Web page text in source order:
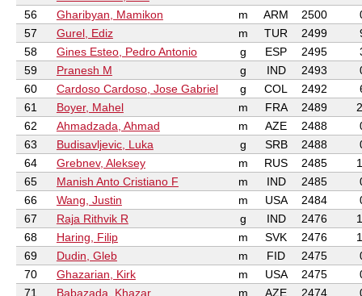
56
Gharibyan, Mamikon m ARM 2500
57
Gurel, Ediz m TUR 2499
58
Gines Esteo, Pedro Antonio g ESP 2495
59
Pranesh M g IND 2493
60
Cardoso Cardoso, Jose Gabriel g COL 2492
61
Boyer, Mahel m FRA 2489
62
Ahmadzada, Ahmad m AZE 2488
63
Budisavljevic, Luka g SRB 2488
64
Grebnev, Aleksey m RUS 2485
65
Manish Anto Cristiano F m IND 2485
66
Wang, Justin m USA 2484
67
Raja Rithvik R g IND 2476
68
Haring, Filip m SVK 2476
69
Dudin, Gleb m FID 2475
70
Ghazarian, Kirk m USA 2475
71
Babazada, Khazar m AZE 2474